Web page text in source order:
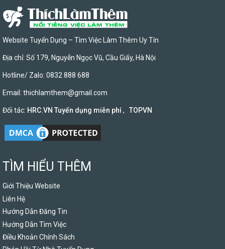
Website Tuyển Dụng – Tìm Việc Làm Thêm Uy Tín
Địa chỉ: Số 179, Nguyễn Ngọc Vũ, Cầu Giấy, Hà Nội
Hotline/ Zalo: 0832 888 688
Email: thichlamthem@gmail.com
Đối tác: HRC.VN Tuyển dụng miễn phí, TOPVN
TÌM HIỂU THÊM
Giới Thiệu Website
Liên Hệ
Hướng Dẫn Đăng Tin
Hướng Dẫn Tìm Việc
Điều Khoản Chính Sách